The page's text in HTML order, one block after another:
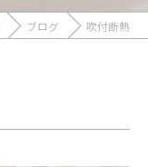
ブログ 吹付断熱